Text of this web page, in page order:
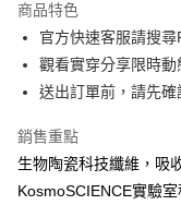
合作金庫商業銀行
華南商業銀行
上海商業儲蓄銀行
國泰世華商業銀行
匯豐（台灣）商業銀行
聯邦商業銀行
6 期 0 利率 每期
華南商業銀行
上海商業儲蓄銀行
臺灣中小企業銀行
匯豐（台灣）商業銀行
聯邦商業銀行
12 期 0 利率 每期
合作金庫商業銀行
上海商業儲蓄銀行
國泰世華商業銀行
臺灣中小企業銀行
匯豐（台灣）商業銀行
LINE Pay
Apple Pay
街口支付
商品特色
官方快速客服請搜
觀看實穿分享限時
送出訂單前，請先確
銷售重點
生物陶瓷科技纖維，吸
KosmoSCIENCE實驗